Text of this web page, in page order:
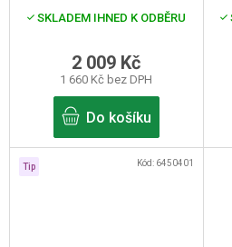
SKLADEM IHNED K ODBĚRU
1 660 Kč bez DPH
2 009 Kč
Do košíku
Tip Kód: 6450401